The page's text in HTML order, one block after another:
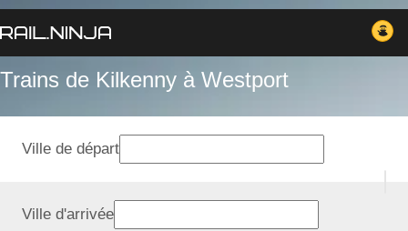
Trains de Kilkenny à Westport
Ville de départ
Ville d'arrivée